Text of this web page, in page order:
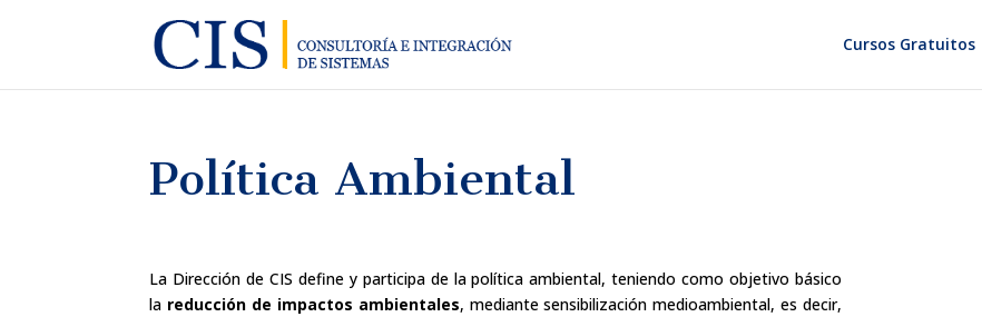
Cursos Gratuitos
Política Ambiental
La Dirección de CIS define y participa de la política ambiental, teniendo como objetivo básico
la reducción de impactos ambientales, mediante sensibilización medioambiental, es decir,